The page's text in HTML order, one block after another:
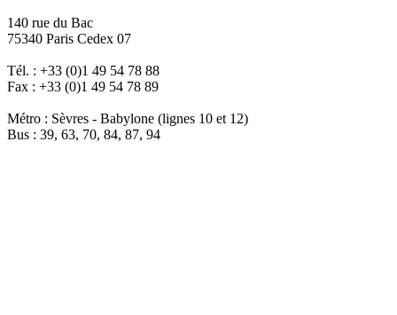
140 rue du Bac
75340 Paris Cedex 07
Tél. : +33 (0)1 49 54 78 88
Fax : +33 (0)1 49 54 78 89
Métro : Sèvres - Babylone (lignes 10 et 12)
Bus : 39, 63, 70, 84, 87, 94